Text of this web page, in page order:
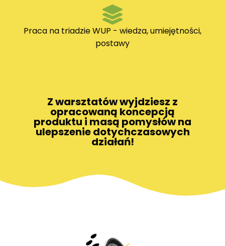
Praca na triadzie WUP - wiedza, umiejętności,
postawy
Z warsztatów wyjdziesz z
opracowaną koncepcją
produktu i masą pomysłów na
ulepszenie dotychczasowych
działań!